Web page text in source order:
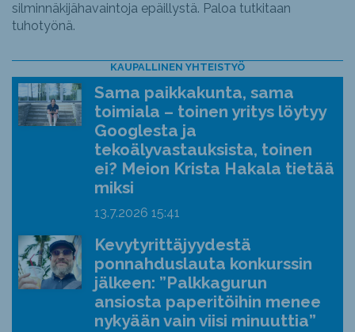
silminnäkijähavaintoja epäillystä. Paloa tutkitaan
tuhotyönä.
KAUPALLINEN YHTEISTYÖ
Sama paikkakunta, sama
toimiala – toinen yritys löytyy
Googlesta ja
tekoälyvastauksista, toinen
ei? Meion Krista Hakala tietää
miksi
13.7.2026 15:41
Kevytyrittäjyydestä
ponnahduslauta konkurssin
jälkeen: ”Palkkagurun
ansiosta paperitöihin menee
nykyään vain viisi minuuttia”